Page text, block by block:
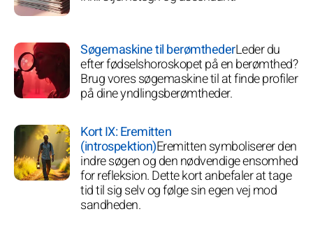
Søgemaskine til berømthederLeder du
efter fødselshoroskopet på en berømthed?
Brug vores søgemaskine til at finde profiler
på dine yndlingsberømtheder.
Kort IX: Eremitten
(introspektion)Eremitten symboliserer den
indre søgen og den nødvendige ensomhed
for refleksion. Dette kort anbefaler at tage
tid til sig selv og følge sin egen vej mod
sandheden.